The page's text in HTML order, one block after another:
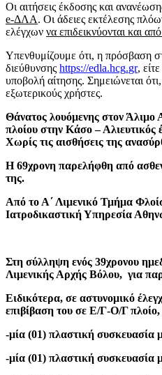
Οι αιτήσεις έκδοσης και
e-ΔΛΑ. Οι άδειες εκτέλεσης
ελέγχων να επιδεικνύονται και
Υπενθυμίζουμε ότι, η πρόσβαση
διεύθυνσης https://edla.hcg.gr,
υποβολή αίτησης. Σημειώνεται
εξωτερικούς χρήστες.
Θάνατος λουόμενης στον
πλοίου στην Κάσο – Αλιευτικός
Χωρίς τις αισθήσεις της
Η 69χρονη παρελήφθη από
της.
Από το Α΄ Λιμενικό Τμήμα
Ιατροδικαστική Υπηρεσία
Στη σύλληψη ενός 39χρονου
Λιμενικής Αρχής Βόλου, για
Ειδικότερα, σε αστυνομικό
επιβίβαση του σε Ε/Γ-Ο/Γ
-μία (01) πλαστική συσκευασία
-μία (01) πλαστική συσκευασία